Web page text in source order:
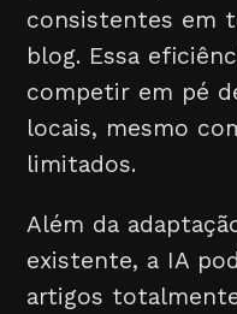
consistentes em
blog. Essa
competir em pé
locais, mesmo
limitados.
Além da
existente, a IA
artigos